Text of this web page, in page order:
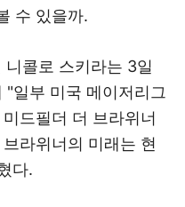
수 있을까.
콜로 스키라는 3일
일부 미국 메이저리그
드필더 더 브라위너
라위너의 미래는 현
다.